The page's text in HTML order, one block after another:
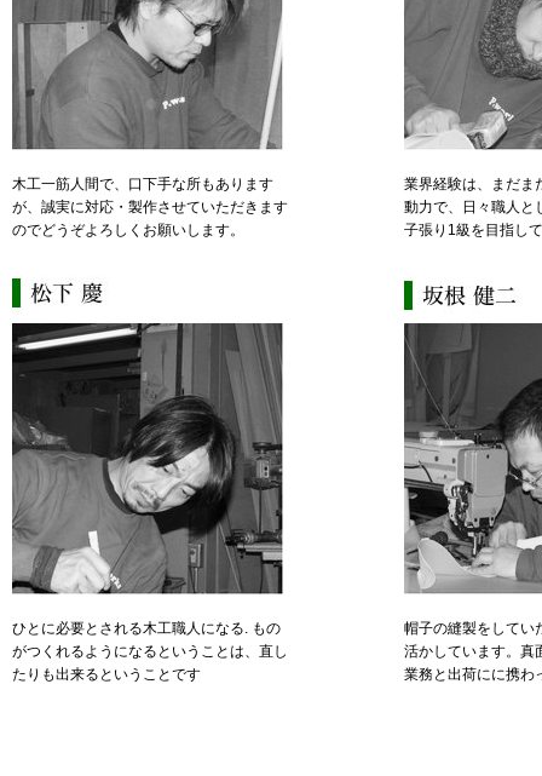
木工一筋人間で、口下手な所もあります
が、誠実に対応・製作させていただきます
のでどうぞよろしくお願いします。
業界経験は、まだま
動力で、日々職人と
子張り1級を目指し
ひとに必要とされる木工職人になる. もの
がつくれるようになるということは、直し
たりも出来るということです
帽子の縫製をしてい
活かしています。真
業務と出荷にに携わ